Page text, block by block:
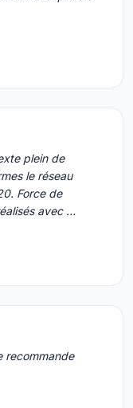
plein de
le réseau
Force de
avec …
recommande